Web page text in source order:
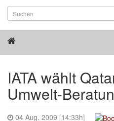
IATA wählt
Umwelt-
04 Aug. 2009 [14:33h]